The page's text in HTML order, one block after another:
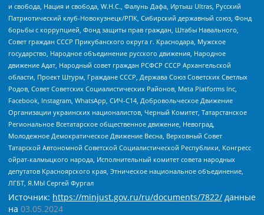
и свобода, Нация и свобода, W.H.С., Фалунь Дафа, Иртыш Ultras, Русский
Патриотический клуб-Новокузнецк/РПК, Сибирский державный союз, Фонд
борьбы с коррупцией, Фонд защиты прав граждан, Штабы Навального,
Совет граждан СССР Прикубанского округа г. Краснодара, Мужское
государство, Народное объединение русского движения, Народное
движение Адат, Народный совет граждан РСФСР СССР Архангельской
области, Проект Штурм, Граждане СССР, Держава Союз Советских Светлых
Родов, Совет Советских Социалистических Районов, Meta Platforms Inc,
Facebook, Instagram, WhatsApp, СИЧ-С14, Добровольческое Движение
Организации украинских националистов, Черный Комитет, Татарстанское
Региональное Всетатарское общественное движение, Невоград,
Молодежное Демократическое Движение Весна, Верховный Совет
Татарской Автономной Советской Социалистической Республики, Конгресс
ойрат-калмыцкого народа, Исполнительный комитет совета народных
депутатов Красноярского края, Этническое национальное объединение,
ЛГБТ, Я.МЫ Сергей Фургал
Источник: https://minjust.gov.ru/ru/documents/7822/ данные
на 03.05.2024